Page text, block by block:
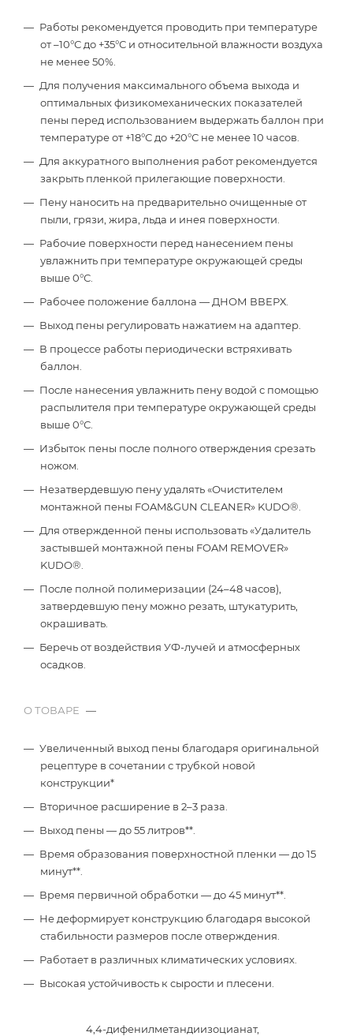
Работы рекомендуется проводить при температуре
от –10°С до +35°С и относительной влажности воздуха
не менее 50%.
Для получения максимального объема выхода и
оптимальных физикомеханических показателей
пены перед использованием выдержать баллон при
температуре от +18°С до +20°С не менее 10 часов.
Для аккуратного выполнения работ рекомендуется
закрыть пленкой прилегающие поверхности.
Пену наносить на предварительно очищенные от
пыли, грязи, жира, льда и инея поверхности.
Рабочие поверхности перед нанесением пены
увлажнить при температуре окружающей среды
выше 0°С.
Рабочее положение баллона — ДНОМ ВВЕРХ.
Выход пены регулировать нажатием на адаптер.
В процессе работы периодически встряхивать
баллон.
После нанесения увлажнить пену водой с помощью
распылителя при температуре окружающей среды
выше 0°С.
Избыток пены после полного отверждения срезать
ножом.
Незатвердевшую пену удалять «Очистителем
монтажной пены FOAM&GUN CLEANER» KUDO®.
Для отвержденной пены использовать «Удалитель
застывшей монтажной пены FOAM REMOVER»
KUDO®.
После полной полимеризации (24–48 часов),
затвердевшую пену можно резать, штукатурить,
окрашивать.
Беречь от воздействия УФ-лучей и атмосферных
осадков.
О ТОВАРЕ —
Увеличенный выход пены благодаря оригинальной
рецептуре в сочетании с трубкой новой
конструкции*
Вторичное расширение в 2–3 раза.
Выход пены — до 55 литров**.
Время образования поверхностной пленки — до 15
минут**.
Время первичной обработки — до 45 минут**.
Не деформирует конструкцию благодаря высокой
стабильности размеров после отверждения.
Работает в различных климатических условиях.
Высокая устойчивость к сырости и плесени.
4,4-дифенилметандиизоцианат,